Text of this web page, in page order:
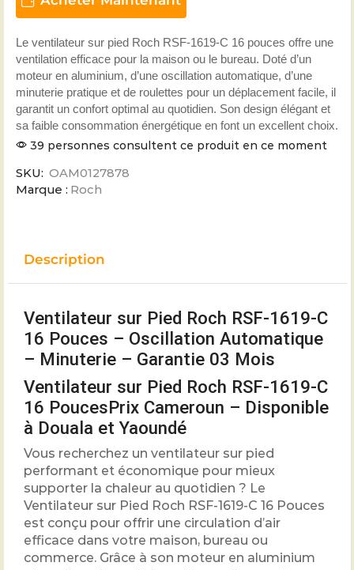
Le ventilateur sur pied Roch RSF-1619-C 16 pouces offre une
ventilation efficace pour la maison ou le bureau. Doté d’un
moteur en aluminium, d’une oscillation automatique, d’une
minuterie pratique et de roulettes pour un déplacement facile, il
garantit un confort optimal au quotidien. Son design élégant et
sa faible consommation énergétique en font un excellent choix.
39 personnes consultent ce produit en ce moment
SKU: OAM0127878
Marque : Roch
Description
Ventilateur sur Pied Roch RSF-1619-C
16 Pouces – Oscillation Automatique
– Minuterie – Garantie 03 Mois
Ventilateur sur Pied Roch RSF-1619-C
16 PoucesPrix Cameroun – Disponible
à Douala et Yaoundé
Vous recherchez un ventilateur sur pied
performant et économique pour mieux
supporter la chaleur au quotidien ? Le
Ventilateur sur Pied Roch RSF-1619-C 16 Pouces
est conçu pour offrir une circulation d’air
efficace dans votre maison, bureau ou
commerce. Grâce à son moteur en aluminium